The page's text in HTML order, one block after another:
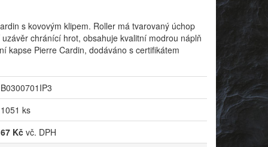
s kovovým klipem. Roller má tvarovaný úchop
chránící hrot, obsahuje kvalitní modrou náplň
kapse Pierre Cardin, dodáváno s certifikátem
B0300701IP3
1051 ks
67 Kč vč. DPH